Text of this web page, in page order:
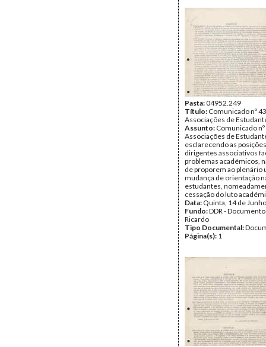
Ricardo
Tipo Documental:
Página(s):2
Pasta:04952.249
Título: Comunicado nº
Associações de
Assunto: Comunicado
Associações de
esclarecendo as
dirigentes associativos
problemas académicos,
de proporem ao plenário
mudança de orientação
estudantes,
cessação do luto
Data: Quinta, 14 de
Fundo:DDR -
Ricardo
Tipo Documental:
Página(s): 1